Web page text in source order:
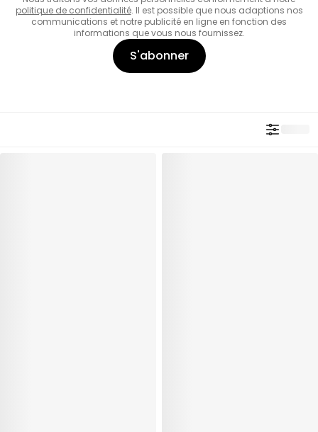
politique de confidentialité. Il est possible que nous adaptions nos
communications et notre publicité en ligne en fonction des
informations que vous nous fournissez.
S'abonner